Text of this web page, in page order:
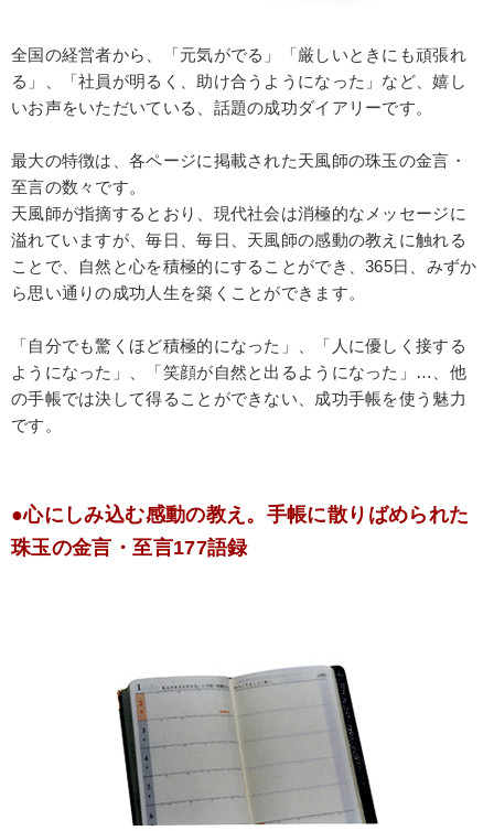
全国の経営者から、「元気がでる」「厳しいときにも頑張れ
る」、「社員が明るく、助け合うようになった」など、嬉し
いお声をいただいている、話題の成功ダイアリーです。
最大の特徴は、各ページに掲載された天風師の珠玉の金言・
至言の数々です。
天風師が指摘するとおり、現代社会は消極的なメッセージに
溢れていますが、毎日、毎日、天風師の感動の教えに触れる
ことで、自然と心を積極的にすることができ、365日、みずか
ら思い通りの成功人生を築くことができます。
「自分でも驚くほど積極的になった」、「人に優しく接する
ようになった」、「笑顔が自然と出るようになった」…、他
の手帳では決して得ることができない、成功手帳を使う魅力
です。
●心にしみ込む感動の教え。手帳に散りばめられた
珠玉の金言・至言177語録